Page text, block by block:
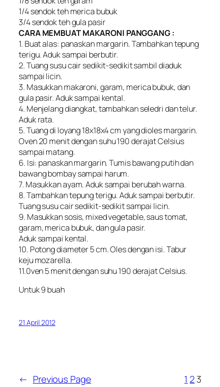
1/4 sendok teh merica bubuk
3/4 sendok teh gula pasir
CARA MEMBUAT MAKARONI PANGGANG :
1. Buat alas: panaskan margarin. Tambahkan tepung
terigu. Aduk sampai berbutir.
2. Tuang susu cair sedikit-sedikit sambil diaduk
sampai licin.
3. Masukkan makaroni, garam, merica bubuk, dan
gula pasir. Aduk sampai kental.
4. Menjelang diangkat, tambahkan seledri dan telur.
Aduk rata.
5. Tuang di loyang 18x18x4 cm yang dioles margarin.
Oven 20 menit dengan suhu 190 derajat Celsius
sampai matang.
6. Isi: panaskan margarin. Tumis bawang putih dan
bawang bombay sampai harum.
7. Masukkan ayam. Aduk sampai berubah warna.
8. Tambahkan tepung terigu. Aduk sampai berbutir.
Tuang susu cair sedikit-sedikit sampai licin.
9. Masukkan sosis, mixed vegetable, saus tomat,
garam, merica bubuk, dan gula pasir.
Aduk sampai kental.
10. Potong diameter 5 cm. Oles dengan isi. Tabur
keju mozarella.
11.0ven 5 menit dengan suhu 190 derajat Celsius.
Untuk 9 buah
21 April 2012
← Previous Page 1 23